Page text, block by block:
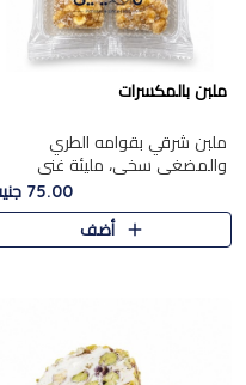
ملبن بالمكسرات
ملبن شرقي بقوامه الطري
والمضغي سخي، مليئة غني
بتشكيلة فاخرة من المكسرات
مشكلة المختارة التي تقدم تضيف
قرمشة مميزة مرضية ونكهة
75.00 جنيه
أضف